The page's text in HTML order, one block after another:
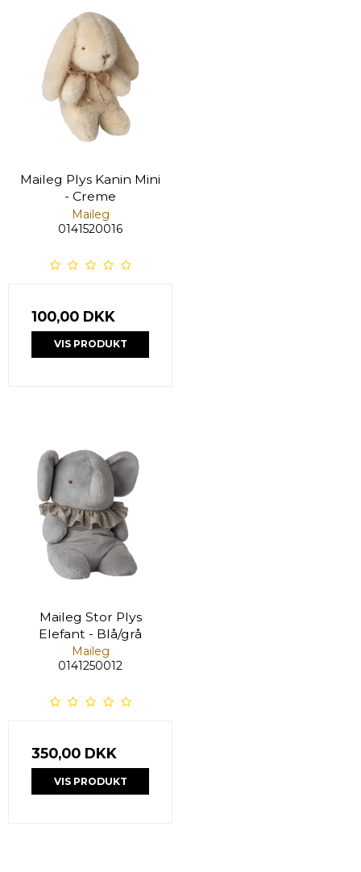
Maileg Plys Kanin Mini
- Creme
Maileg
0141520016
100,00 DKK
VIS PRODUKT
Maileg Stor Plys
Elefant - Blå/grå
Maileg
0141250012
350,00 DKK
VIS PRODUKT